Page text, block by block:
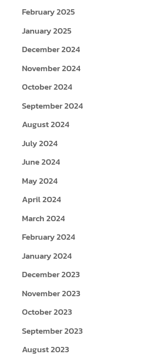
February 2025
January 2025
December 2024
November 2024
October 2024
September 2024
August 2024
July 2024
June 2024
May 2024
April 2024
March 2024
February 2024
January 2024
December 2023
November 2023
October 2023
September 2023
August 2023